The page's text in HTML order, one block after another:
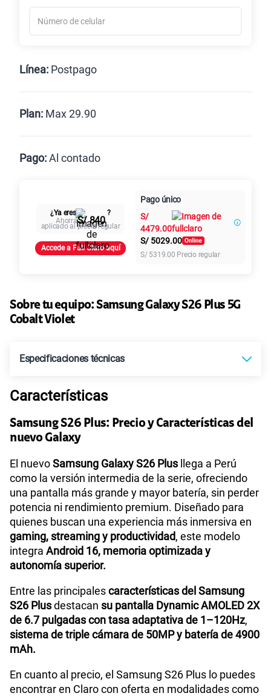
Línea: Postpago
Postpago
Plan: Max 29.90
Paga solo
25GBen alta velocidad
S/29.90
S/ 49.90
Pago:Al contado
Cuotas Claro
intereses
¿Ya eres
?
AhorraS/ 840
aplicado al precio regular
Accede a Full Claro aquí
Pago único
S/
4479.00
S/ 5029.00
S/ 5319.00 Precio regular
Sobre tu equipo: SamsungGalaxy S26 Plus 5G
Cobalt Violet
Especificaciones técnicas
Tecnología de Pantalla
Sistema operativo
Procesador Exynos 2600 (2nm)
Tamaño de Pantalla 6.7 pulgadas
WiFI
Bluetooth Si
Cámara de fotos Principal 50MP
Características
Samsung S26 Plus: Precio y Características del
nuevo Galaxy
El nuevoSamsung Galaxy S26 Plusllega a Perú
como la versión intermedia de la serie, ofreciendo
una pantalla más grande y mayor batería, sin perder
potencia ni rendimiento premium. Diseñado para
quienes buscan una experiencia más inmersiva en
gaming, streaming y productividad, este modelo
integra Android 16, memoria optimizada y
autonomía superior.
Entre las principalescaracterísticas del Samsung
S26 Plusdestacan su pantalla Dynamic AMOLED 2X
de 6.7 pulgadas con tasa adaptativa de 1–120Hz,
sistema de triple cámara de 50MP y batería de 4900
mAh.
En cuanto al precio, el Samsung S26 Plus lo puedes
encontrar en Claro con oferta en modalidades como